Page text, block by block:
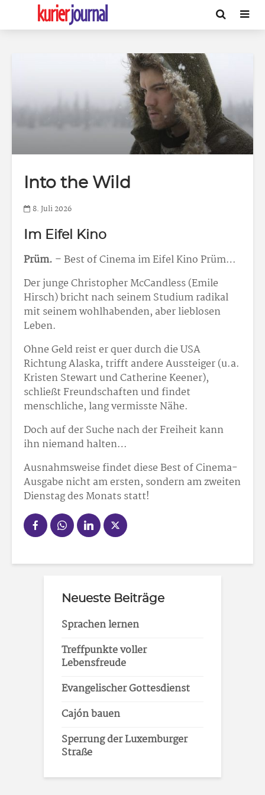
Into the Wild
8. Juli 2026
Im Eifel Kino
Prüm. – Best of Cinema im Eifel Kino Prüm…
Der junge Christopher McCandless (Emile
Hirsch) bricht nach seinem Studium radikal
mit seinem wohlhabenden, aber lieblosen
Leben.
Ohne Geld reist er quer durch die USA
Richtung Alaska, trifft andere Aussteiger (u.a.
Kristen Stewart und Catherine Keener),
schließt Freundschaften und findet
menschliche, lang vermisste Nähe.
Doch auf der Suche nach der Freiheit kann
ihn niemand halten…
Ausnahmsweise findet diese Best of Cinema-
Ausgabe nicht am ersten, sondern am zweiten
Dienstag des Monats statt!
Neueste Beiträge
Sprachen lernen
Treffpunkte voller
Lebensfreude
Evangelischer Gottesdienst
Cajón bauen
Sperrung der Luxemburger
Straße